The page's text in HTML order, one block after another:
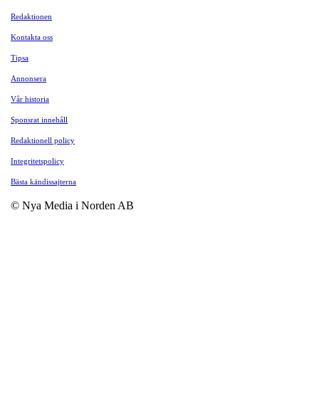
Redaktionen
Kontakta oss
Tipsa
Annonsera
Vår historia
Sponsrat innehåll
Redaktionell policy
Integritetspolicy
Bästa kändissajterna
© Nya Media i Norden AB